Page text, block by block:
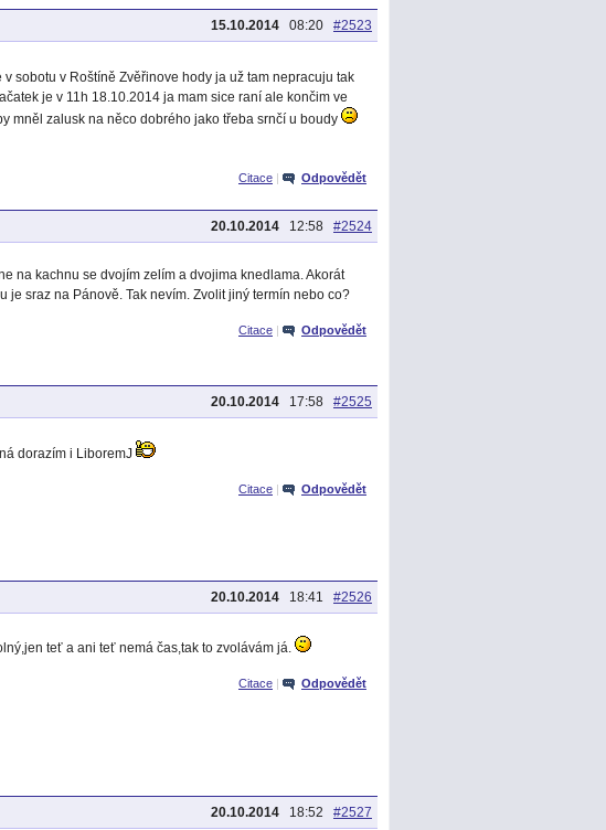
15.10.2014 08:20 #2523
sobotu v Roštíně Zvěřinove hody ja už tam nepracuju tak
je v 11h 18.10.2014 ja mam sice raní ale končim ve
mněl zalusk na něco dobrého jako třeba srnčí u boudy
Citace | Odpovědět
20.10.2014 12:58 #2524
na kachnu se dvojím zelím a dvojima knedlama. Akorát
je sraz na Pánově. Tak nevím. Zvolit jiný termín nebo co?
Citace | Odpovědět
20.10.2014 17:58 #2525
dorazím i LiboremJ
Citace | Odpovědět
20.10.2014 18:41 #2526
teť a ani teť nemá čas,tak to zvolávám já.
Citace | Odpovědět
20.10.2014 18:52 #2527